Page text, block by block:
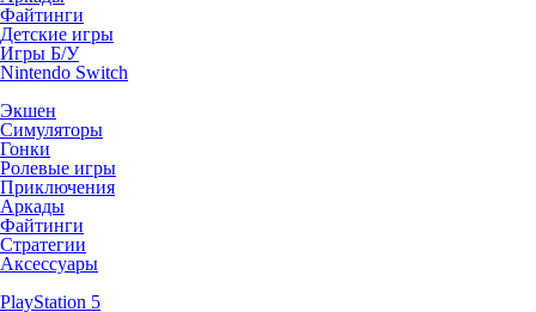
Файтинги
Детские игры
Игры Б/У
Nintendo Switch
Экшен
Симуляторы
Гонки
Ролевые игры
Приключения
Аркады
Файтинги
Стратегии
Аксессуары
PlayStation 5